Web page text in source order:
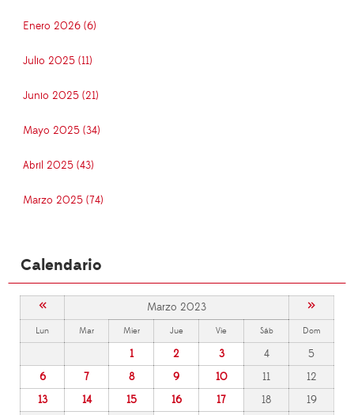
Enero 2026 (6)
Julio 2025 (11)
Junio 2025 (21)
Mayo 2025 (34)
Abril 2025 (43)
Marzo 2025 (74)
Calendario
« Marzo 2023 »
Lun Mar Mier Jue Vie Sáb Dom
1 2 3 4
5
6
7 8 9 10 11
12
13
14 15 16 17 18
19